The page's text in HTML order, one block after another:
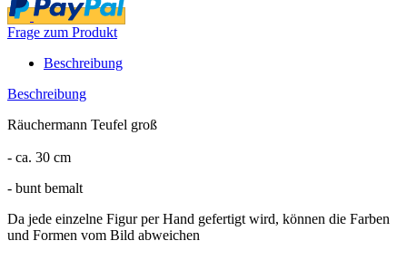
Frage zum Produkt
Beschreibung
Beschreibung
Räuchermann Teufel groß
- ca. 30 cm
- bunt bemalt
Da jede einzelne Figur per Hand gefertigt wird, können die Farben
und Formen vom Bild abweichen